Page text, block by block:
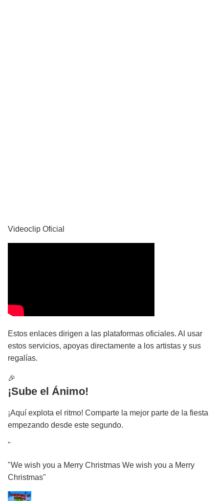
Videoclip Oficial
Estos enlaces dirigen a las plataformas oficiales. Al usar
estos servicios, apoyas directamente a los artistas y sus
regalías.
🎉
¡Sube el Ánimo!
¡Aquí explota el ritmo! Comparte la mejor parte de la fiesta
empezando desde este segundo.
"
"We wish you a Merry Christmas We wish you a Merry
Christmas"